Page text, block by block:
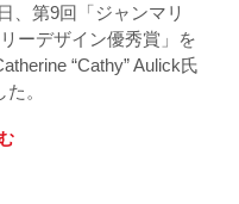
、第9回「ジャンマリ
ーデザイン優秀賞」を
“Cathy” Aulick氏
。